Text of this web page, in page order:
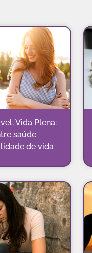
Vida Plena:
saúde
de vida